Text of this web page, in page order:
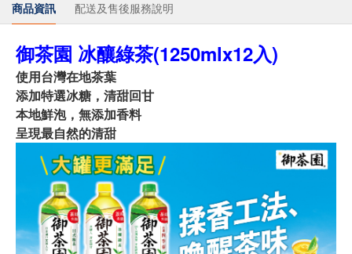
商品資訊 配送及售後服務說明
御茶園 冰釀綠茶(1250mlx12入)
使用台灣在地茶葉
添加特選冰糖，清甜回甘
本地鮮泡，無添加香料
呈現最自然的清甜